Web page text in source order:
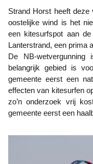
Strand Horst heeft deze vergunning en ontheffing wel. Maar bij
oostelijke wind is het
een kitesurfspot aan
Lanterstrand, een prima
De NB-
belangrijk gebied is
gemeente eerst een
effecten van kitesurfen
zo’n onderzoek vrij
gemeente eerst een